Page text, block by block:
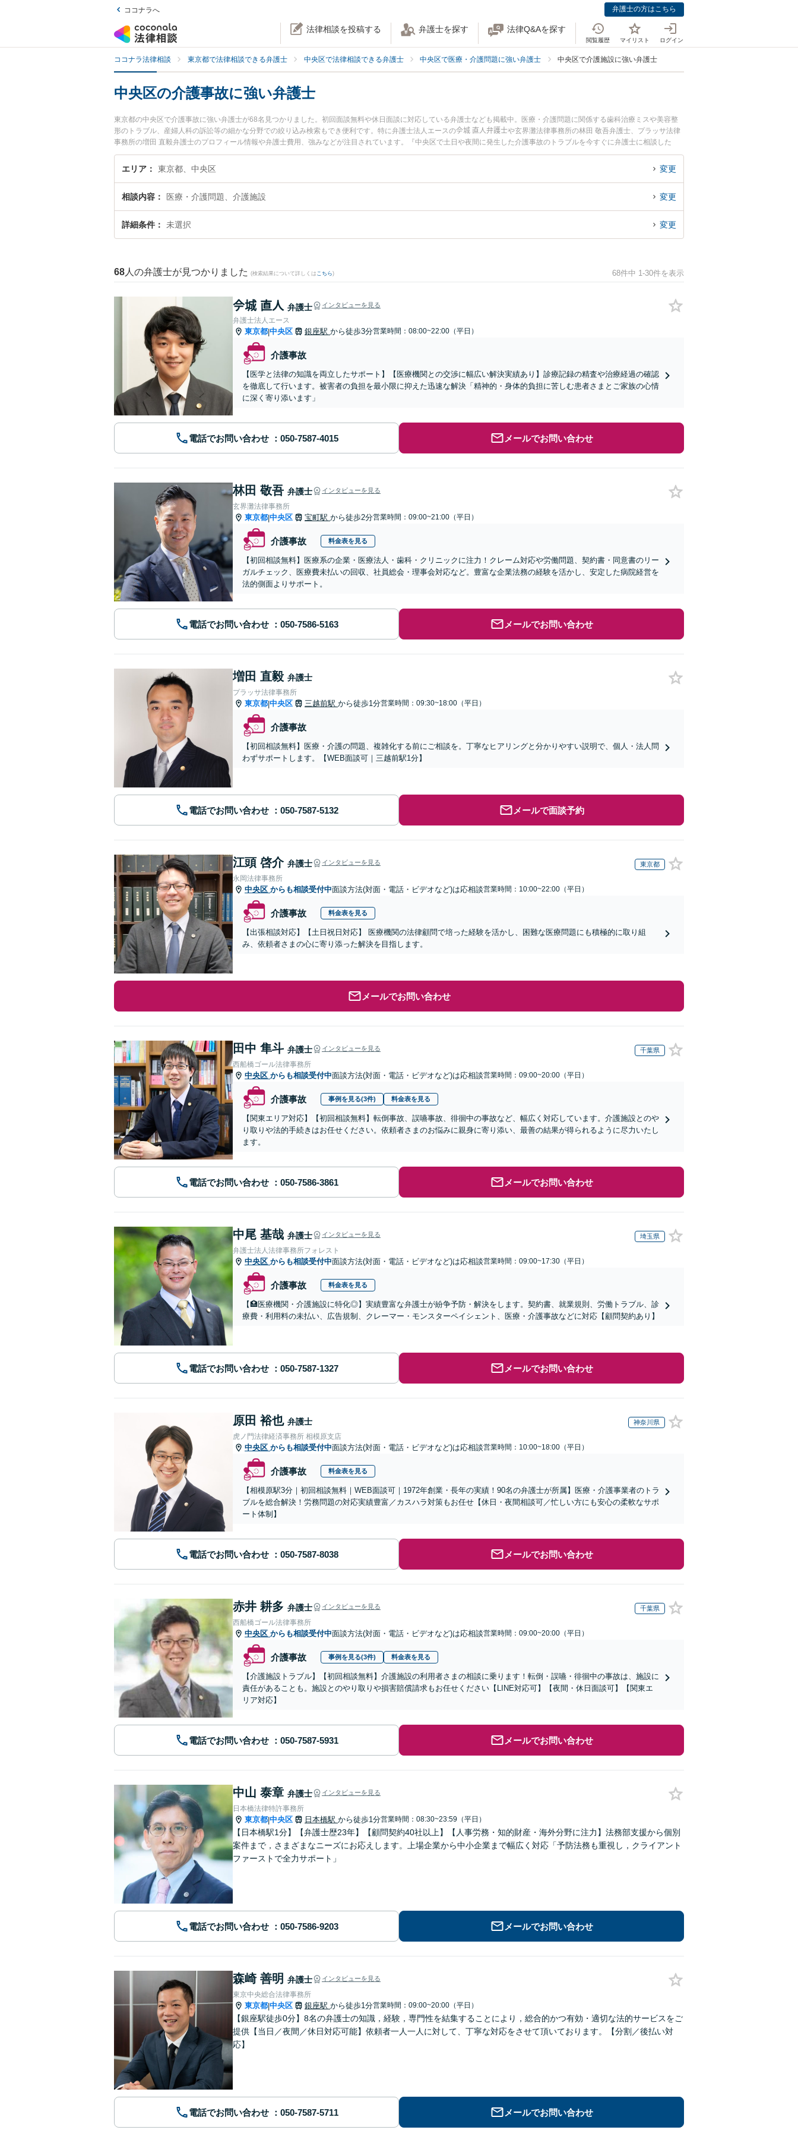
ココナラへ 弁護士の方はこちら
法律相談を投稿する 弁護士を探す 法律Q&Aを探す
閲覧履歴 マイリスト ログイン
ココナラ法律相談 東京都で法律相談できる弁護士 中央区で法律相談できる弁護士 中央区で医療・介護問題に強い弁護士 中央区で介護施設に強い弁護士
中央区の介護事故に強い弁護士
東京都の中央区で介護事故に強い弁護士が68名見つかりました。初回面談無料や休日面談に対応している弁護士なども掲載中。医療・介護問題に関係する歯科治療ミスや美容整
形のトラブル、産婦人科の訴訟等の細かな分野での絞り込み検索もでき便利です。特に弁護士法人エースの𫝆城 直人弁護士や玄界灘法律事務所の林田 敬吾弁護士、プラッサ法律
事務所の増田 直毅弁護士のプロフィール情報や弁護士費用、強みなどが注目されています。『中央区で土日や夜間に発生した介護事故のトラブルを今すぐに弁護士に相談した
い』『介護事故のトラブル解決の実績豊富な近くの弁護士を検索したい』『初回相談無料で介護事故を法律相談できる中央区内の弁護士に相談予約したい』などでお困りの相談者
さんにおすすめです。
エリア 東京都、中央区 変更
相談内容 医療・介護問題、介護施設 変更
詳細条件 未選択 変更
68 人の弁護士が見つかりました (検索結果について詳しくは こちら) 68件中 1-30件を表示
𫝆城 直人 弁護士 インタビューを見る
弁護士法人エース
東京都|中央区 銀座駅 から徒歩3分営業時間：08:00~22:00（平日）
介護事故
【医学と法律の知識を両立したサポート】【医療機関との交渉に幅広い解決実績あり】診療記録の精査や治療経過の確認
を徹底して行います。被害者の負担を最小限に抑えた迅速な解決「精神的・身体的負担に苦しむ患者さまとご家族の心情
に深く寄り添います」
電話でお問い合わせ メールでお問い合わせ
林田 敬吾 弁護士 インタビューを見る
玄界灘法律事務所
東京都|中央区 宝町駅 から徒歩2分営業時間：09:00~21:00（平日）
介護事故 料金表を見る
【初回相談無料】医療系の企業・医療法人・歯科・クリニックに注力！クレーム対応や労働問題、契約書・同意書のリー
ガルチェック、医療費未払いの回収、社員総会・理事会対応など。豊富な企業法務の経験を活かし、安定した病院経営を
法的側面よりサポート。
電話でお問い合わせ メールでお問い合わせ
増田 直毅 弁護士
プラッサ法律事務所
東京都|中央区 三越前駅 から徒歩1分営業時間：09:30~18:00（平日）
介護事故
【初回相談無料】医療・介護の問題、複雑化する前にご相談を。丁寧なヒアリングと分かりやすい説明で、個人・法人問
わずサポートします。【WEB面談可｜三越前駅1分】
電話でお問い合わせ メールで面談予約
江頭 啓介 弁護士 インタビューを見る 東京都
永岡法律事務所
中央区 からも相談受付中面談方法(対面・電話・ビデオなど)は応相談営業時間：10:00~22:00（平日）
介護事故 料金表を見る
【出張相談対応】【土日祝日対応】 医療機関の法律顧問で培った経験を活かし、困難な医療問題にも積極的に取り組
み、依頼者さまの心に寄り添った解決を目指します。
メールでお問い合わせ
田中 隼斗 弁護士 インタビューを見る 千葉県
西船橋ゴール法律事務所
中央区 からも相談受付中面談方法(対面・電話・ビデオなど)は応相談営業時間：09:00~20:00（平日）
介護事故 事例を見る(3件) 料金表を見る
【関東エリア対応】【初回相談無料】転倒事故、誤嚥事故、徘徊中の事故など、幅広く対応しています。介護施設とのや
り取りや法的手続きはお任せください。依頼者さまのお悩みに親身に寄り添い、最善の結果が得られるように尽力いたし
ます。
電話でお問い合わせ メールでお問い合わせ
中尾 基哉 弁護士 インタビューを見る 埼玉県
弁護士法人法律事務所フォレスト
中央区 からも相談受付中面談方法(対面・電話・ビデオなど)は応相談営業時間：09:00~17:30（平日）
介護事故 料金表を見る
【🏥医療機関・介護施設に特化◎】実績豊富な弁護士が紛争予防・解決をします。契約書、就業規則、労働トラブル、診
療費・利用料の未払い、広告規制、クレーマー・モンスターペイシェント、医療・介護事故などに対応【顧問契約あり】
電話でお問い合わせ メールでお問い合わせ
原田 裕也 弁護士 神奈川県
虎ノ門法律経済事務所 相模原支店
中央区 からも相談受付中面談方法(対面・電話・ビデオなど)は応相談営業時間：10:00~18:00（平日）
介護事故 料金表を見る
【相模原駅3分｜初回相談無料｜WEB面談可｜1972年創業・長年の実績！90名の弁護士が所属】医療・介護事業者のトラ
ブルを総合解決！労務問題の対応実績豊富／カスハラ対策もお任せ【休日・夜間相談可／忙しい方にも安心の柔軟なサポ
ート体制】
電話でお問い合わせ メールでお問い合わせ
赤井 耕多 弁護士 インタビューを見る 千葉県
西船橋ゴール法律事務所
中央区 からも相談受付中面談方法(対面・電話・ビデオなど)は応相談営業時間：09:00~20:00（平日）
介護事故 事例を見る(3件) 料金表を見る
【介護施設トラブル】【初回相談無料】介護施設の利用者さまの相談に乗ります！転倒・誤嚥・徘徊中の事故は、施設に
責任があることも。施設とのやり取りや損害賠償請求もお任せください【LINE対応可】【夜間・休日面談可】【関東エ
リア対応】
電話でお問い合わせ メールでお問い合わせ
中山 泰章 弁護士 インタビューを見る
日本橋法律特許事務所
東京都|中央区 日本橋駅 から徒歩1分営業時間：08:30~23:59（平日）
【日本橋駅1分】【弁護士歴23年】【顧問契約40社以上】【人事労務・知的財産・海外分野に注力】法務部支援から個別
案件まで，さまざまなニーズにお応えします。上場企業から中小企業まで幅広く対応「予防法務も重視し，クライアント
ファーストで全力サポート」
電話でお問い合わせ メールでお問い合わせ
森崎 善明 弁護士 インタビューを見る
東京中央総合法律事務所
東京都|中央区 銀座駅 から徒歩1分営業時間：09:00~20:00（平日）
【銀座駅徒歩0分】8名の弁護士の知識，経験，専門性を結集することにより，総合的かつ有効・適切な法的サービスをご
提供【当日／夜間／休日対応可能】依頼者一人一人に対して、丁寧な対応をさせて頂いております。【分割／後払い対
応】
電話でお問い合わせ メールでお問い合わせ